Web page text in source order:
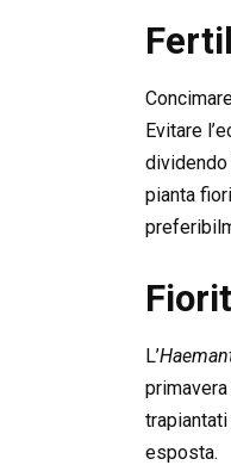
Evitare
dividendo
pianta
L’
esposta.